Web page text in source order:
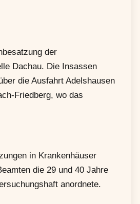
der
Dachau. Die Insassen
die Ausfahrt Adelshausen
Friedberg, wo das
in Krankenhäuser
die 29 und 40 Jahre
anordnete.